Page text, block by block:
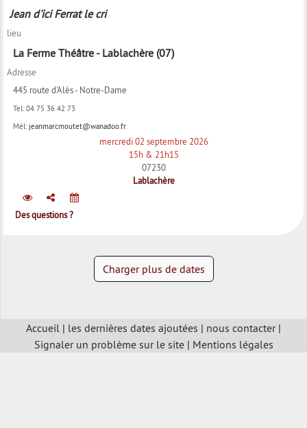
Jean d'ici Ferrat le cri
lieu
La Ferme Théâtre - Lablachère (07)
Adresse
445 route d'Alès - Notre-Dame
Tel: 04 75 36 42 73
Mél: jeanmarcmoutet@wanadoo.fr
mercredi 02 septembre 2026
15h & 21h15
07230
Lablachère
Des questions ?
Charger plus de dates
Accueil | les dernières dates ajoutées | nous contacter|
Signaler un problème sur le site| Mentions légales